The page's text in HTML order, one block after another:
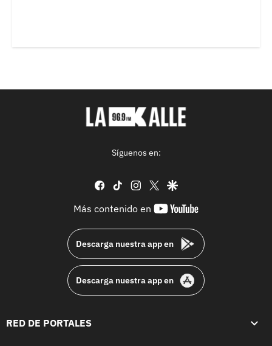
Síguenos en:
facebook
tiktok instagram
twittergoogle
Más contenido en
youtube-
Descarga nuestra app en
Descarga nuestra app en
RED DE PORTALES